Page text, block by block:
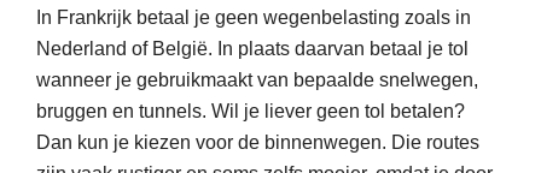
In Frankrijk betaal je geen wegenbelasting zoals in
Nederland of België. In plaats daarvan betaal je tol
wanneer je gebruikmaakt van bepaalde snelwegen,
bruggen en tunnels. Wil je liever geen tol betalen?
Dan kun je kiezen voor de binnenwegen. Die routes